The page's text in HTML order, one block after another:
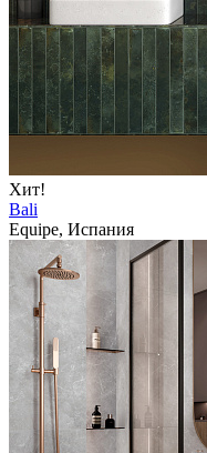
Хит!
Bali
Equipe, Испания